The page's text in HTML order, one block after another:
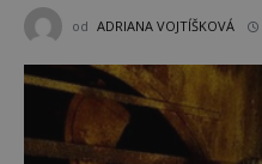
od ADRIANA VOJTÍŠKOVÁ